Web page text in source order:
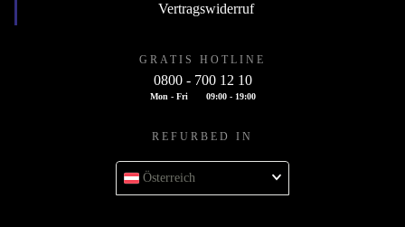
Vertragswiderruf
GRATIS HOTLINE
0800 - 700 12 10
Mon - Fri 09:00 - 19:00
REFURBED IN
Österreich